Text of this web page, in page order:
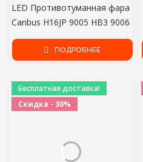
LED Противотуманная фара
Canbus H16JP 9005 HB3 9006
HB4 LED Для BMW VW Benz
Audi A3 8P A4 B8 B6 A6 C6 C7
ПОДРОБНЕЕ
Бесплатная доставка!
Скидка - 30%